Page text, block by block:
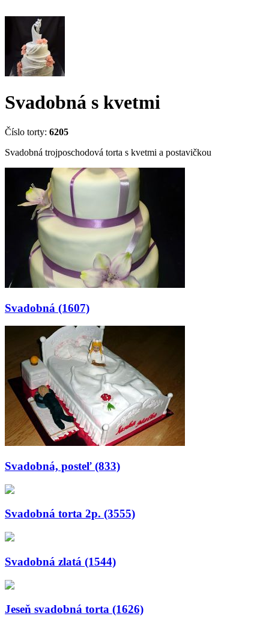
Svadobná s kvetmi
Číslo torty: 6205
Svadobná trojposchodová torta s kvetmi a postavičkou
Svadobná (1607)
Svadobná, posteľ (833)
Svadobná torta 2p. (3555)
Svadobná zlatá (1544)
Jeseň svadobná torta (1626)